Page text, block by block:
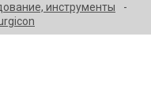
инструменты